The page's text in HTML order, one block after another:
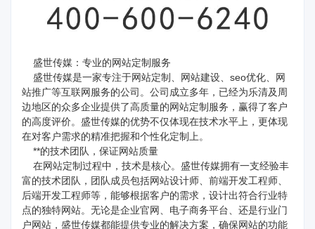
盛世传媒：专业的网站定制服务
盛世传媒是一家专注于网站定制、网站建设、 seo优化、网
站推广等互联网服务的公司。公司成立多年，已经为乐清及周
边地区的众多企业提供了高质量的网站定制服务，赢得了客户
的高度评价。盛世传媒的优势不仅体现在技术水平上，更体现
在对客户需求的精准把握和个性化定制上。
**的技术团队，保证网站质量
在网站定制过程中，技术是核心。盛世传媒拥有一支经验丰
富的技术团队，团队成员包括网站设计师、前端开发工程师、
后端开发工程师等，能够根据客户的需求，设计出符合行业特
点的独特网站。无论是企业官网、电子商务平台、还是行业门
户网站，盛世传媒都能提供专业的解决方案，确保网站的功能